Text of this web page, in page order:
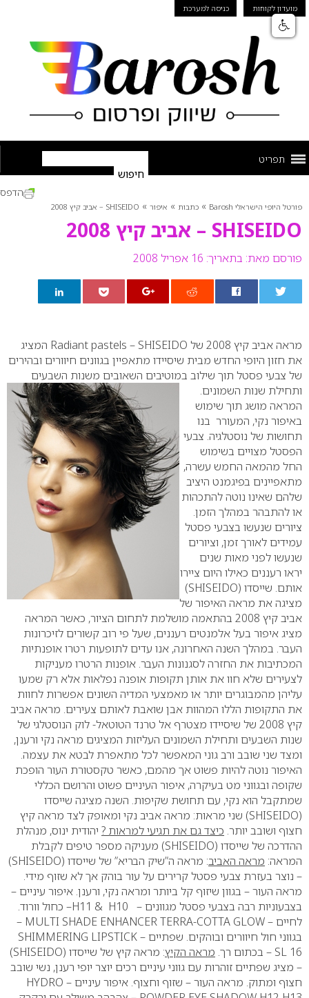
מועדון לקוחות כניסה למערכת
תפריט
פורטל היופי הישראלי Barosh » כתבות » איפור » SHISEIDO – אביב קיץ 2008
SHISEIDO – אביב קיץ 2008
פורסם מאת: בתאריך: 16 אפריל 2008
הדפס
מראה אביב קיץ 2008 של SHISEIDO
–
Radiant pastels המציג
את חזון היופי החדש מבית שיסיידו מתאפיין בגוונים חיוורים ובהירים
של צבעי פסטל תוך שילוב במוטיבים השאובים משנות השבעים
ותחילת שנות השמונים.
המראה מושג תוך שימוש
באיפור נקי, המעורר בנו
תחושות של נוסטלגיה. צבעי
הפסטל מצויים בשימוש
החל מהמאה החמש עשרה,
מתאפיינים בפיגמנט היציב
שלהם שאינו נוטה להתכהות
או להתבהר במהלך הזמן.
ציורים שנעשו בצבעי פסטל
עמידים לאורך זמן, וציורים
שנעשו לפני מאות שנים
יראו רעננים כאילו היום ציירו
אותם. שייסדו (SHISEIDO
)
מציגה את מראה האיפור של
אביב קיץ 2008 בהתאמה מושלמת לתחום הציור, כאשר המראה
מציג איפור בעל אלמנטים רעננים, שעל פי רוב קשורים לזיכרונות
העבר. במהלך השנה האחרונה, אנו עדים לתופעות רטרו אופנתיות
המכתיבות את החזרה לסגנונות העבר. אופנות הרטרו מעניקות
לצעירים שלא חוו את אותן תקופות אופנה נפלאות אלא רק שמעו
עליהן מהמבוגרים יותר או מאמצעי המדיה השונים אפשרות לחוות
את התקופות הללו המהוות אבן שואבת לאותם צעירים. מראה אביב
קיץ 2008 של שיסיידו מצטרף אל טרנד הטוטאל- לוק הנוסטלגי של
שנות השבעים ותחילת השמונים העליזות המציגים מראה נקי ורענן,
ומצד שני שובב ורב גוני המאפשר לכל מתאפרת לבטא את עצמה.
האיפור נוטה להיות פשוט אך מהמם, כאשר טקסטורת העור הופכת
שקופה ובגווני מט בעיקרה, איפור העיניים פשוט והרושם הכללי
שמתקבל הוא נקי, עם תחושת שקיפות. השנה מציגה שייסדו
(
SHISEIDO) שני מראות: מראה אביב נקי ומאופק לצד מראה קיץ
חצוף ושובב יותר. כיצד גם את תגיעי למראות ? יהודית ינוס, מנהלת
ההדרכה של שייסדו (SHISEIDO) מעניקה מספר טיפים לקבלת
המראה: מראה האביב: מראה ה”שיק הבריא” של שייסדו (SHISEIDO
)
– נוצר בעזרת צבעי פסטל קרירים על עור בוהק אך לא שזוף מידי.
מראה העור – בגוון שיזוף קל ביותר ומראה נקי, ורענן. איפור עיניים –
בצבעוניות רבה בצבעי פסטל מגוונים – H10
&
H11– כחול וורוד.
לחיים –MULTI SHADE ENHANCER TERRA-COTTA GLOW
–
בגווני חול חיוורים ובוהקים. שפתיים –SHIMMERING LIPSTICK
SL 16 – בכתום רך. מראה הקיץ: מראה קיץ של שייסדו (SHISEIDO
)
– מציג שפתיים זוהרות עם גווני עיניים רכים יוצר יופי רענן, נשי שובב
חצוף ומתוק. מראה העור – שזוף וחצוף. איפור עיניים – HYDRO